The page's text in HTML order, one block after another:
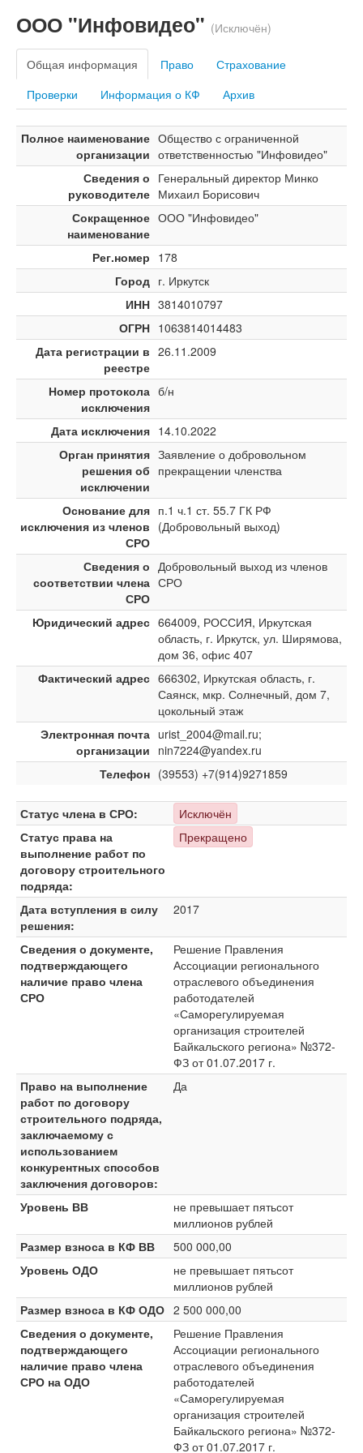
ООО "Инфовидео" (Исключён)
Общая информация Право
Страхование
Проверки
Информация о КФ Архив
Полное наименование
организации
Общество с ограниченной
ответственностью "Инфовидео"
Сведения о
руководителе
Генеральный директор Минко
Михаил Борисович
Сокращенное
наименование
ООО "Инфовидео"
Рег.номер 178
Город г. Иркутск
ИНН 3814010797
ОГРН 1063814014483
Дата регистрации в
реестре
26.11.2009
Номер протокола
исключения
б/н
Дата исключения 14.10.2022
Орган принятия
решения об
исключении
Заявление о добровольном
прекращении членства
Основание для
исключения из членов
СРО
п.1 ч.1 ст. 55.7 ГК РФ
(Добровольный выход)
Сведения о
соответствии члена
СРО
Добровольный выход из членов
СРО
Юридический адрес 664009, РОССИЯ, Иркутская
область, г. Иркутск, ул. Ширямова,
дом 36, офис 407
Фактический адрес 666302, Иркутская область, г.
Саянск, мкр. Солнечный, дом 7,
цокольный этаж
Электронная почта
организации
urist_2004@mail.ru;
nin7224@yandex.ru
Телефон (39553) +7(914)9271859
Статус члена в СРО:
Исключён
Статус права на
выполнение работ по
договору строительного
подряда:
Прекращено
Дата вступления в силу
решения:
2017
Сведения о документе,
подтверждающего
наличие право члена
СРО
Решение Правления
Ассоциации регионального
отраслевого объединения
работодателей
«Саморегулируемая
организация строителей
Байкальского региона» №372-
ФЗ от 01.07.2017 г.
Право на выполнение
работ по договору
строительного подряда,
заключаемому с
использованием
конкурентных способов
заключения договоров:
Да
Уровень ВВ
не превышает пятьсот
миллионов рублей
Размер взноса в КФ ВВ
500 000,00
Уровень ОДО
не превышает пятьсот
миллионов рублей
Размер взноса в КФ ОДО 2 500 000,00
Сведения о документе,
подтверждающего
наличие право члена
СРО на ОДО
Решение Правления
Ассоциации регионального
отраслевого объединения
работодателей
«Саморегулируемая
организация строителей
Байкальского региона» №372-
ФЗ от 01.07.2017 г.